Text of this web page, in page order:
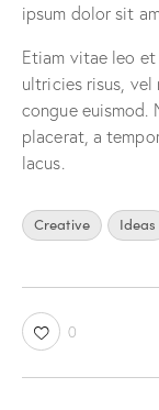
ipsum dolor sit
Etiam vitae leo
ultricies risus, vel
congue euismod.
placerat, a
lacus.
Creative Ideas
0